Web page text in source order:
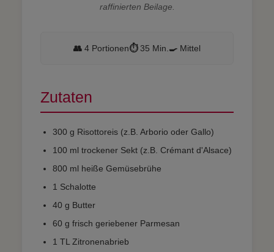
raffinierten Beilage.
👥 4 Portionen⏱️35 Min. 🍳 Mittel
Zutaten
300 g Risottoreis (z.B. Arborio oder Gallo)
100 ml trockener Sekt (z.B. Crémant d'Alsace)
800 ml heiße Gemüsebrühe
1 Schalotte
40 g Butter
60 g frisch geriebener Parmesan
1 TL Zitronenabrieb